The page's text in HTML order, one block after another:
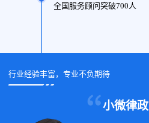
全国服务顾问突破700人
行业经验丰富，专业不负期待
小微律政